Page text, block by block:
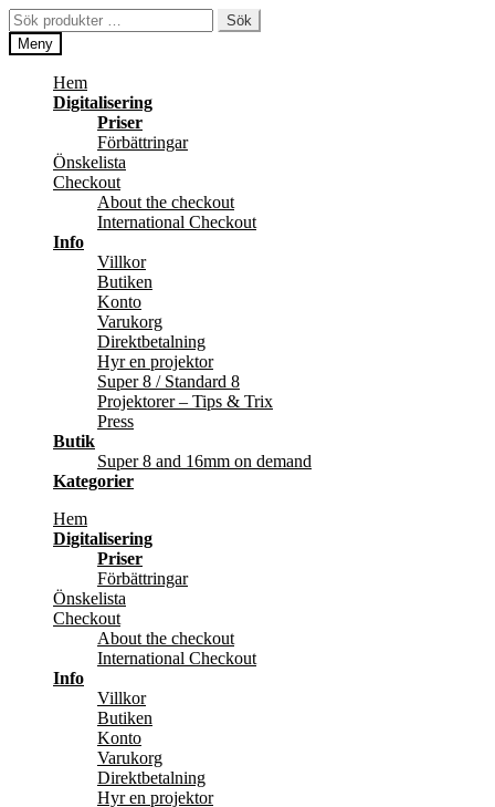
Hoppa
till
navigering
Hoppa
till
innehåll
Sök
efter:
Sök
Meny
Hem
Digitalisering
Priser
Förbättringar
Önskelista
Checkout
About the checkout
International Checkout
Info
Villkor
Butiken
Konto
Varukorg
Direktbetalning
Hyr en projektor
Super 8 / Standard 8
Projektorer – Tips & Trix
Press
Butik
Super 8 and 16mm on demand
Kategorier
Hem
Digitalisering
Priser
Förbättringar
Önskelista
Checkout
About the checkout
International Checkout
Info
Villkor
Butiken
Konto
Varukorg
Direktbetalning
Hyr en projektor